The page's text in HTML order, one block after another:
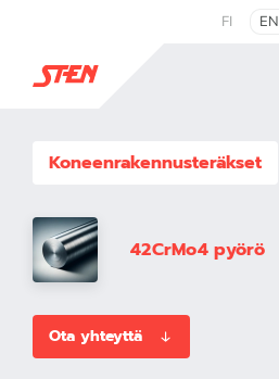
FI EN
Koneenrakennus­teräkset
42CrMo4 pyörö
Ota yhteyttä